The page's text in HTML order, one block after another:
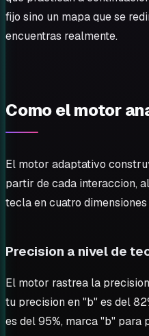
fijo sino un mapa que se
encuentras realmente.
Como el motor
El motor adaptativo
partir de cada interaccion,
tecla en cuatro
Precision a nivel de
El motor rastrea la
tu precision en "b" es del
es del 95%, marca "b" para